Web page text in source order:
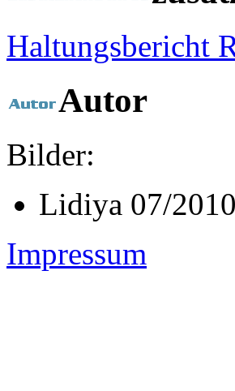
Haltungsbericht
Autor
Bilder:
Lidiya 07/2010
Impressum